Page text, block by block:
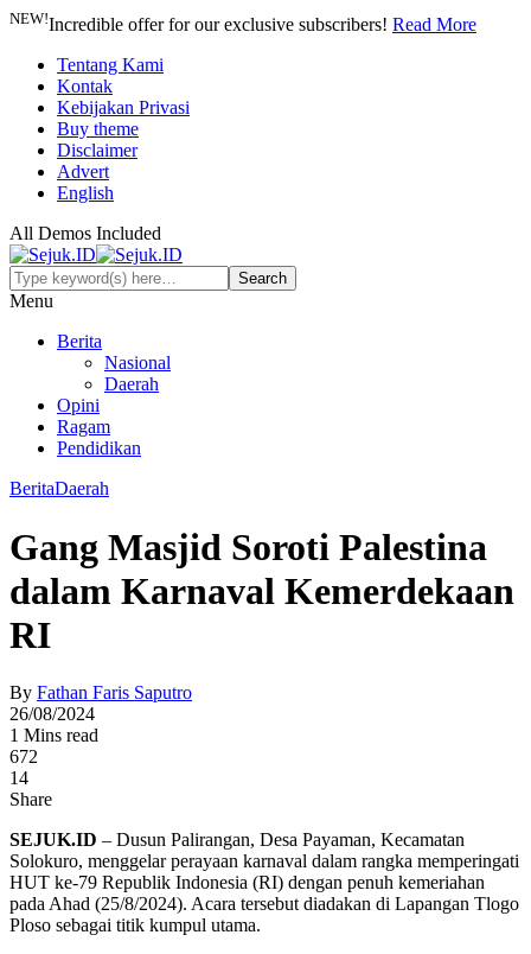
NEW!Incredible offer for our exclusive subscribers! Read More
Tentang Kami
Kontak
Kebijakan Privasi
Buy theme
Disclaimer
Advert
English
All Demos Included
Menu
Berita
Nasional
Daerah
Opini
Ragam
Pendidikan
BeritaDaerah
Gang Masjid Soroti Palestina
dalam Karnaval Kemerdekaan
RI
By Fathan Faris Saputro
26/08/2024
1 Mins read
672
14
Share
SEJUK.ID – Dusun Palirangan, Desa Payaman, Kecamatan
Solokuro, menggelar perayaan karnaval dalam rangka memperingati
HUT ke-79 Republik Indonesia (RI) dengan penuh kemeriahan
pada Ahad (25/8/2024). Acara tersebut diadakan di Lapangan Tlogo
Ploso sebagai titik kumpul utama.